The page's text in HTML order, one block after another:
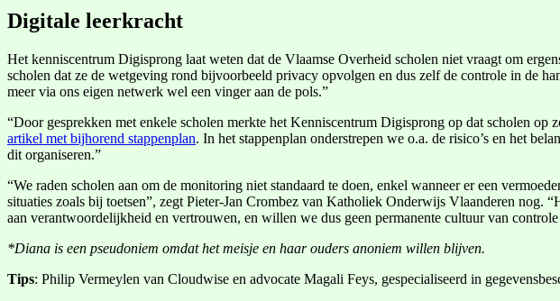
Digitale leerkracht
Het kenniscentrum Digisprong laat weten dat de Vlaamse Overheid scholen niet vraagt om
scholen dat ze de wetgeving rond bijvoorbeeld privacy opvolgen en dus zelf de controle in de
meer via ons eigen netwerk wel een vinger aan de pols.”
“Door gesprekken met enkele scholen merkte het Kenniscentrum Digisprong op dat scholen
artikel met bijhorend stappenplan. In het stappenplan onderstrepen we o.a. de risico’s en het
dit organiseren.”
“We raden scholen aan om de monitoring niet standaard te doen, enkel wanneer er een
situaties zoals bij toetsen”, zegt Pieter-Jan Crombez van Katholiek Onderwijs Vlaanderen nog.
aan verantwoordelijkheid en vertrouwen, en willen we dus geen permanente cultuur van
*Diana is een pseudoniem omdat het meisje en haar ouders anoniem willen blijven.
Tips: Philip Vermeylen van Cloudwise en advocate Magali Feys, gespecialiseerd in